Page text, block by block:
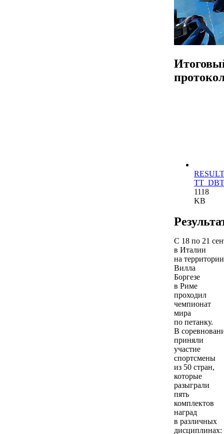
1118
KB
С 18 по 21
в Италии
на территории
Вилла
Боргезе
в Риме
проходил
чемпионат
мира
по петанку.
В
приняли
участие
спортсмены
из 50 стран,
которые
разыграли
пять
комплектов
наград
в различных
дисциплинах: